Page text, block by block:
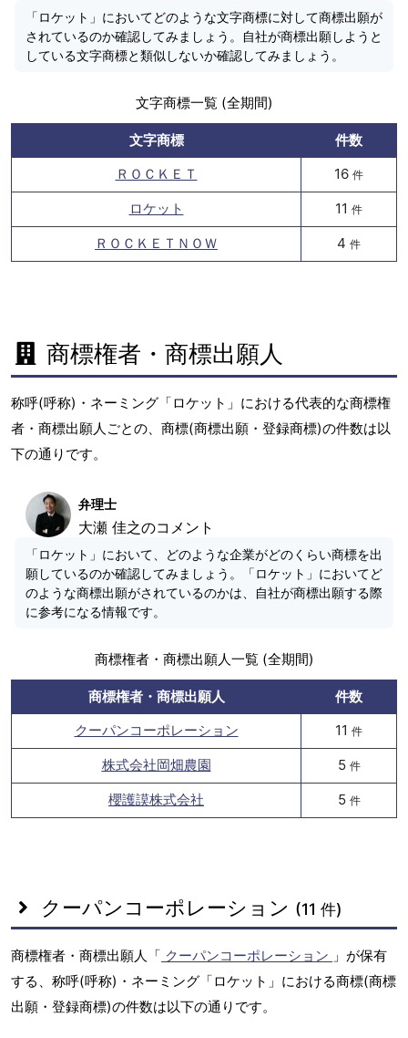
「ロケット」においてどのような文字商標に対して商標出願が
されているのか確認してみましょう。自社が商標出願しようと
している文字商標と類似しないか確認してみましょう。
文字商標一覧 (全期間)
文字商標
件数
ＲＯＣＫＥＴ
16 件
ロケット 11 件
ＲＯＣＫＥＴＮＯＷ 4 件
商標権者・商標出願人
称呼(呼称)・ネーミング「ロケット」における代表的な商標権
者・商標出願人ごとの、商標(商標出願・登録商標)の件数は以
下の通りです。
弁理士
大瀬 佳之のコメント
「ロケット」において、どのような企業がどのくらい商標を出
願しているのか確認してみましょう。「ロケット」においてど
のような商標出願がされているのかは、自社が商標出願する際
に参考になる情報です。
商標権者・商標出願人一覧 (全期間)
商標権者・商標出願人
件数
クーパンコーポレーション
11 件
株式会社岡畑農園 5 件
櫻護謨株式会社 5 件
クーパンコーポレーション (11 件)
商標権者・商標出願人「 クーパンコーポレーション 」が保有
する、称呼(呼称)・ネーミング「ロケット」における商標(商標
出願・登録商標)の件数は以下の通りです。